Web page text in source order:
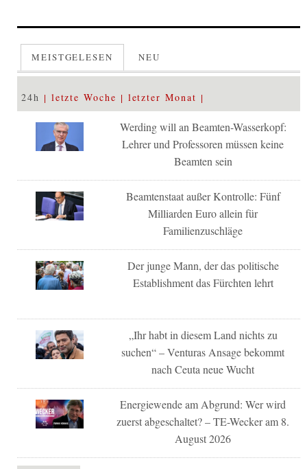
MEISTGELESEN NEU
24h letzte Woche letzter Monat
Werding will an Beamten-Wasserkopf:
Lehrer und Professoren müssen keine
Beamten sein
Beamtenstaat außer Kontrolle: Fünf
Milliarden Euro allein für
Familienzuschläge
Der junge Mann, der das politische
Establishment das Fürchten lehrt
„Ihr habt in diesem Land nichts zu
suchen“ – Venturas Ansage bekommt
nach Ceuta neue Wucht
Energiewende am Abgrund: Wer wird
zuerst abgeschaltet? – TE-Wecker am 8.
August 2026